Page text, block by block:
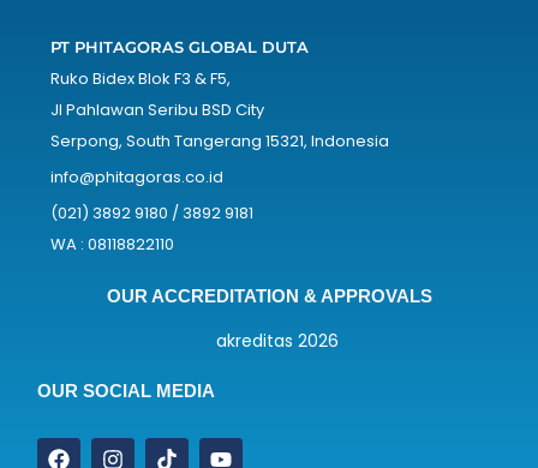
PT PHITAGORAS GLOBAL DUTA
Ruko Bidex Blok F3 & F5,
Jl Pahlawan Seribu BSD City
Serpong, South Tangerang 15321, Indonesia
info@phitagoras.co.id
(021) 3892 9180 / 3892 9181
WA : 08118822110
OUR ACCREDITATION & APPROVALS
OUR SOCIAL MEDIA